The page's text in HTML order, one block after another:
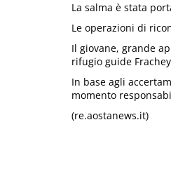
La salma è stata
Le operazioni di
Il giovane, grande
rifugio guide
In base agli
momento
(re.aostanews.it)